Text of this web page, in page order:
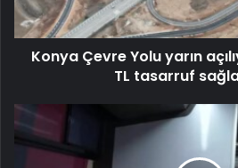
Konya Çevre Yolu yarın
TL tasarruf